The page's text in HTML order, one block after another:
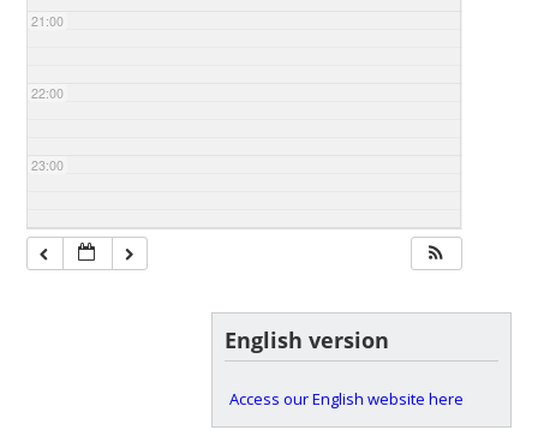
21:00
22:00
23:00
English version
Access our English website here